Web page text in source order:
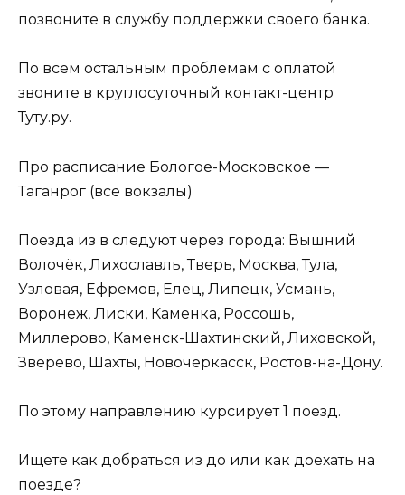
позвоните в службу поддержки своего банка.
По всем остальным проблемам с оплатой
звоните в круглосуточный контакт-центр
Туту.ру.
Про расписание Бологое-Московское —
Таганрог (все вокзалы)
Поезда из в следуют через города: Вышний
Волочёк, Лихославль, Тверь, Москва, Тула,
Узловая, Ефремов, Елец, Липецк, Усмань,
Воронеж, Лиски, Каменка, Россошь,
Миллерово, Каменск-Шахтинский, Лиховской,
Зверево, Шахты, Новочеркасск, Ростов-на-Дону.
По этому направлению курсирует 1 поезд.
Ищете как добраться из до или как доехать на
поезде?